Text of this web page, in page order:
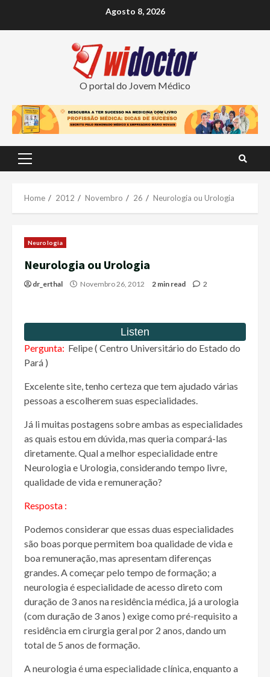
Agosto 8, 2026
O portal do Jovem Médico
Primary
Home 2012 Novembro 26 Neurologia ou Urologia
Neurologia
Neurologia ou Urologia
dr_erthal Novembro 26, 2012 2 min read 2
Pergunta: Felipe ( Centro Universitário do Estado do
Pará )
Excelente site, tenho certeza que tem ajudado várias
pessoas a escolherem suas especialidades.
Já li muitas postagens sobre ambas as especialidades
as quais estou em dúvida, mas queria compará-las
diretamente. Qual a melhor especialidade entre
Neurologia e Urologia, considerando tempo livre,
qualidade de vida e remuneração?
Resposta :
Podemos considerar que essas duas especialidades
são boas porque permitem boa qualidade de vida e
boa remuneração, mas apresentam diferenças
grandes. A começar pelo tempo de formação; a
neurologia é especialidade de acesso direto com
duração de 3 anos na residência médica, já a urologia
(com duração de 3 anos ) exige como pré-requisito a
residência em cirurgia geral por 2 anos, dando um
total de 5 anos de formação.
A neurologia é uma especialidade clínica, enquanto a